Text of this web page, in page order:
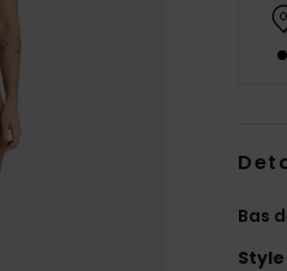
Bas
Style